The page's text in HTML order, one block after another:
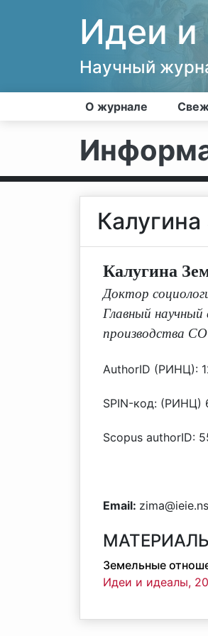
Идеи
Научный
О журнале
Калугина
Доктор
Главный
производства
AuthorID (РИНЦ):
SPIN-код: (РИНЦ)
Scopus authorID:
Email:
Земельные
Идеи и идеалы,